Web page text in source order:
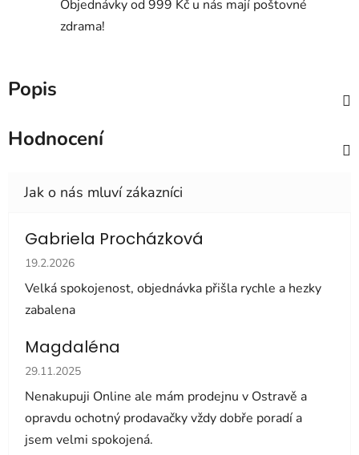
Objednávky od 999 Kč u nás mají poštovné
zdrama!
Popis
Hodnocení
Gabriela Procházková
Hodnocení obchodu je 5 z 5 hvězdiček.
19.2.2026
Velká spokojenost, objednávka přišla rychle a hezky
zabalena
Magdaléna
Hodnocení obchodu je 5 z 5 hvězdiček.
29.11.2025
Nenakupuji Online ale mám prodejnu v Ostravě a
opravdu ochotný prodavačky vždy dobře poradí a
jsem velmi spokojená.